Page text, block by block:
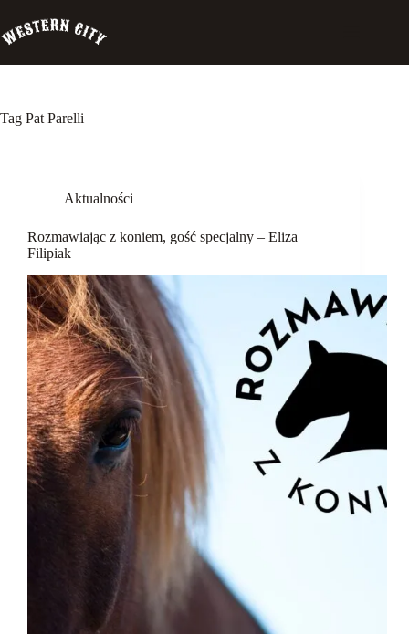
treści
Biuro
Pensjonat
Palomino
Szkolenia
Garść
wspomnień
Rozmawiając
z koniem
Koń a
komunikacja
Fundacja
Kontakt
Tag Pat Parelli
Aktualności
Rozmawiając z koniem, gość specjalny – Eliza
Filipiak